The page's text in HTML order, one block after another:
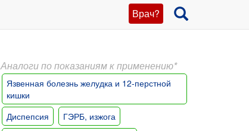
Врач?
Аналоги по показаниям к применению*
Язвенная болезнь желудка и 12-перстной
кишки
Диспепсия
ГЭРБ, изжога